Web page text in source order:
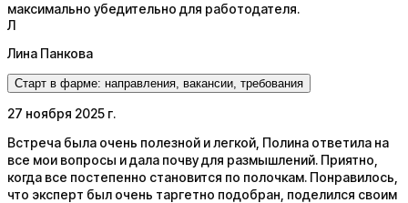
максимально убедительно для работодателя.
Л
Лина Панкова
Старт в фарме: направления, вакансии, требования
27 ноября 2025 г.
Встреча была очень полезной и легкой, Полина ответила на
все мои вопросы и дала почву для размышлений. Приятно,
когда все постепенно становится по полочкам. Понравилось,
что эксперт был очень таргетно подобран, поделился своим